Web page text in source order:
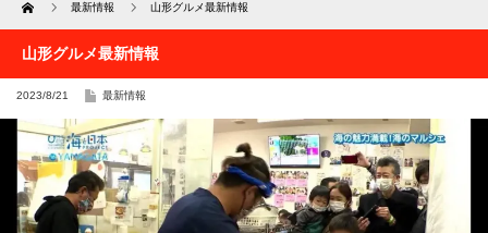
Home 最新情報 山形グルメ最新情報
山形グルメ最新情報
2023/8/21 最新情報